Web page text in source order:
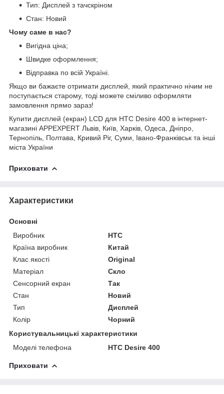
Тип: Дисплей з тачскріном
Стан: Новий
Чому саме в нас?
Вигідна ціна;
Швидке оформлення;
Відправка по всій Україні.
Якщо ви бажаєте отримати дисплей, який практично нічим не
поступається старому, тоді можете сміливо оформляти
замовлення прямо зараз!
Купити дисплей (екран) LCD для HTC Desire 400 в інтернет-
магазині APPEXPERT Львів, Київ, Харків, Одеса, Дніпро,
Тернопіль, Полтава, Кривий Ріг, Суми, Івано-Франківськ та інші
міста України
Приховати
Характеристики
Основні
Виробник
HTC
Країна виробник
Китай
Клас якості
Original
Матеріал
Скло
Сенсорний екран
Так
Стан
Новий
Тип
Дисплей
Колір
Чорний
Користувальницькі характеристики
Моделі телефона
HTC Desire 400
Приховати